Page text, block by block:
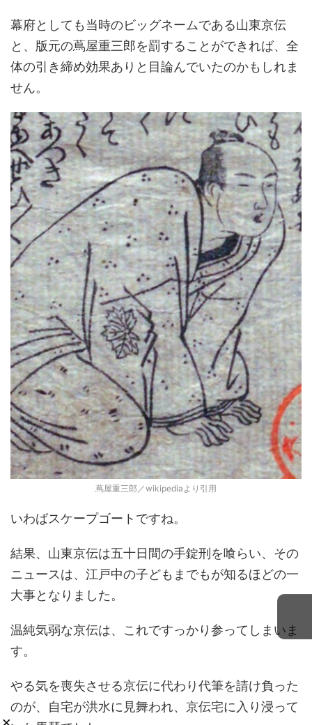
幕府としても当時のビッグネームである山東京伝
と、版元の蔦屋重三郎を罰することができれば、全
体の引き締め効果ありと目論んでいたのかもしれま
せん。
蔦屋重三郎／wikipediaより引用
いわばスケープゴートですね。
結果、山東京伝は五十日間の手錠刑を喰らい、その
ニュースは、江戸中の子どもまでもが知るほどの一
大事となりました。
温純気弱な京伝は、これですっかり参ってしまいま
す。
やる気を喪失させる京伝に代わり代筆を請け負った
のが、自宅が洪水に見舞われ、京伝宅に入り浸って